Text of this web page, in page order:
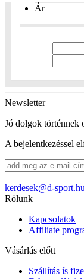
Ár
Newsletter
Jó dolgok történnek
A bejelentkezéssel
kerdesek@d-sport.hu
Rólunk
Kapcsolatok
Affiliate
Vásárlás előtt
Szállítás ís